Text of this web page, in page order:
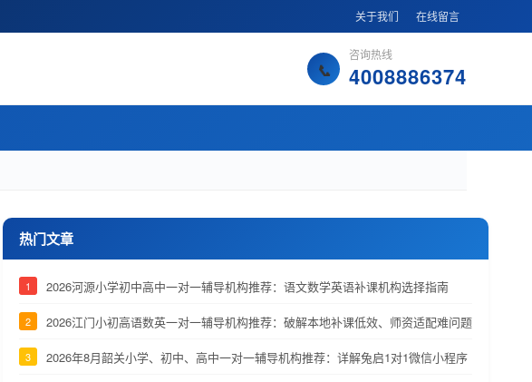
关于我们 在线留言
咨询热线
4008886374
热门文章
1 2026河源小学初中高中一对一辅导机构推荐：语文数学英语补课机构选择指南
2 2026江门小初高语数英一对一辅导机构推荐：破解本地补课低效、师资适配难问题
3 2026年8月韶关小学、初中、高中一对一辅导机构推荐：详解兔启1对1微信小程序